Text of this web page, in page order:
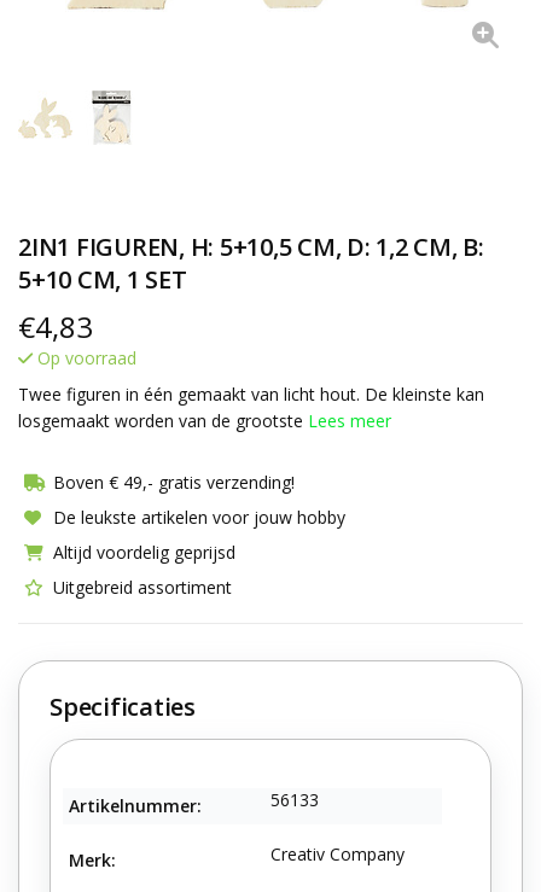
2IN1 FIGUREN, H: 5+10,5 CM, D: 1,2 CM, B:
5+10 CM, 1 SET
€4,83
Op voorraad
Twee figuren in één gemaakt van licht hout. De kleinste kan
losgemaakt worden van de grootste Lees meer
Boven € 49,- gratis verzending!
De leukste artikelen voor jouw hobby
Altijd voordelig geprijsd
Uitgebreid assortiment
Specificaties
Artikelnummer: 56133
Merk: Creativ Company